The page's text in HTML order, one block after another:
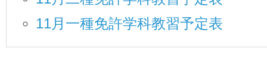
11月一種免許学科教習予定表